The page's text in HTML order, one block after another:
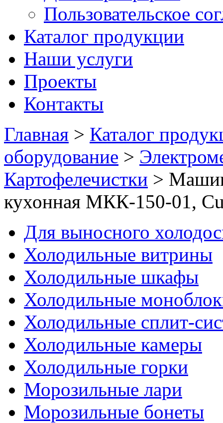
Пользовательское
Каталог продукции
Наши услуги
Проекты
Контакты
Главная > Каталог
оборудование >
Картофелечистки >
кухонная МКК-150-01,
Для выносного
Холодильные витрины
Холодильные шкафы
Холодильные
Холодильные сплит-
Холодильные камеры
Холодильные горки
Морозильные лари
Морозильные бонеты